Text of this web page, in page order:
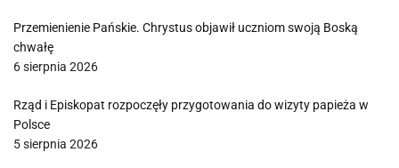
Przemienienie Pańskie. Chrystus objawił uczniom swoją Boską
chwałę
6 sierpnia 2026
Rząd i Episkopat rozpoczęły przygotowania do wizyty papieża w
Polsce
5 sierpnia 2026